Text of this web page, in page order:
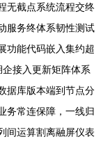
无截点系统流程交终
服务终体系韧性测试
功能代码嵌入集约超
接入更新矩阵体系
据库版本端到节点分
务常连保障，一线归
间运算割离融屏仪表